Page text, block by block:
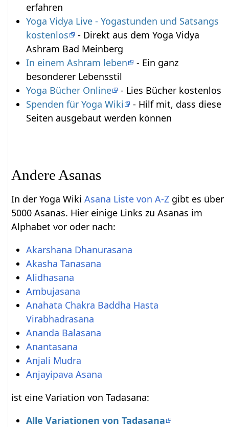
erfahren
Yoga Vidya Live - Yogastunden und Satsangs
kostenlos
- Direkt aus dem Yoga Vidya
Ashram Bad Meinberg
In einem Ashram leben
- Ein ganz
besonderer Lebensstil
Yoga Bücher Online
- Lies Bücher kostenlos
Spenden für Yoga Wiki
- Hilf mit, dass diese
Seiten ausgebaut werden können
Andere Asanas
In der Yoga WikiAsana Liste von A-Z gibt es über
5000 Asanas. Hier einige Links zu Asanas im
Alphabet vor oder nach:
Akarshana Dhanurasana
Akasha Tanasana
Alidhasana
Ambujasana
Anahata Chakra Baddha Hasta
Virabhadrasana
Ananda Balasana
Anantasana
Anjali Mudra
Anjayipava Asana
ist eine Variation von Tadasana:
Alle Variationen von Tadasana